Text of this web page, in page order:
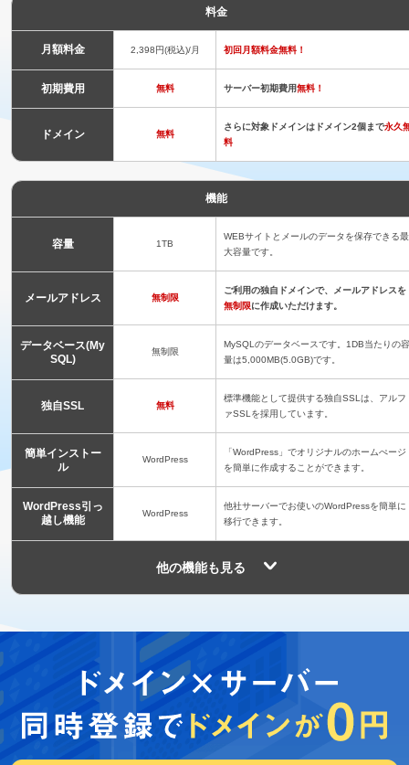
料金
月額料金 2,398円(税込)/月 初回月額料金無料！
初期費用 無料 サーバー初期費用無料！
ドメイン 無料
さらに対象ドメインはドメイン2個まで永久
料
機能
容量 1TB
WEBサイトとメールのデータを保存できる最
大容量です。
メールアドレス 無制限
ご利用の独自ドメインで、メールアドレスを
無制限に作成いただけます。
データベース(My
SQL)
無制限
MySQLのデータベースです。1DB当たりの容
量は5,000MB(5.0GB)です。
独自SSL 無料
標準機能として提供する独自SSLは、アルフ
ァSSLを採用しています。
簡単インストー
ル
WordPress
「WordPress」でオリジナルのホームぺージ
を簡単に作成することができます。
WordPress引っ
越し機能
WordPress
他社サーバーでお使いのWordPressを簡単に
移行できます。
他の機能も見る